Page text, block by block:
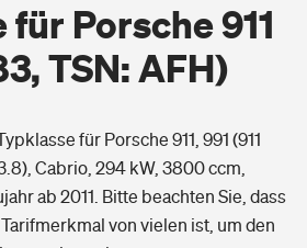
Porsche 911
TSN: AFH)
für Porsche 911, 991 (911
Cabrio, 294 kW, 3800 ccm,
ab 2011. Bitte beachten Sie, dass
von vielen ist, um den